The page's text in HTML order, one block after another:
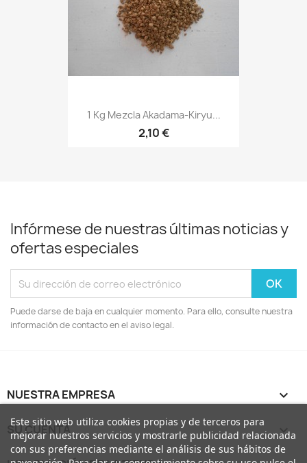
1 Kg Mezcla Akadama-Kiryu...
2,10 €
Infórmese de nuestras últimas noticias y
ofertas especiales
Puede darse de baja en cualquier momento. Para ello, consulte nuestra
información de contacto en el aviso legal.
NUESTRA EMPRESA 
SU CUENTA 
Este sitio web utiliza cookies propias y de terceros para
mejorar nuestros servicios y mostrarle publicidad relacionada
con sus preferencias mediante el análisis de sus hábitos de